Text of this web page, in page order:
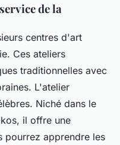
de la
centres d'art
Ces ateliers
traditionnelles avec
L'atelier
Niché dans le
il offre une
pourrez apprendre les